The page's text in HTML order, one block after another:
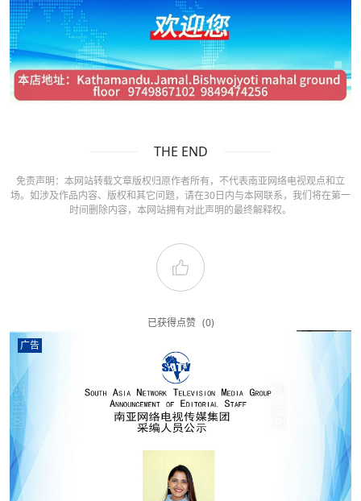
THE END
免责声明：本网站转载文章版权归原作者所有，不代表南亚网络电视观点和立
场。如涉及作品内容、版权和其它问题，请在30日内与本网联系，我们将在第一
时间删除内容，本网站拥有对此声明的最终解释权。
已获得点赞 (0)
广告